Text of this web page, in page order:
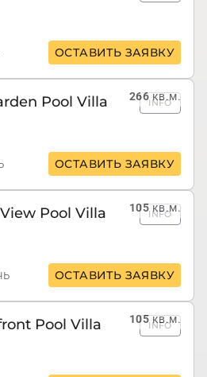
ОСТАВИТЬ ЗАЯВКУ
266кв.м.
Pool Villa INFO
ОСТАВИТЬ ЗАЯВКУ
105кв.м.
Pool Villa INFO
ОСТАВИТЬ ЗАЯВКУ
105кв.м.
Pool Villa INFO